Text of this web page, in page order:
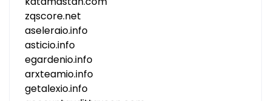
zqscore.net
aseleraio.info
asticio.info
egardenio.info
arxteamio.info
getalexio.info